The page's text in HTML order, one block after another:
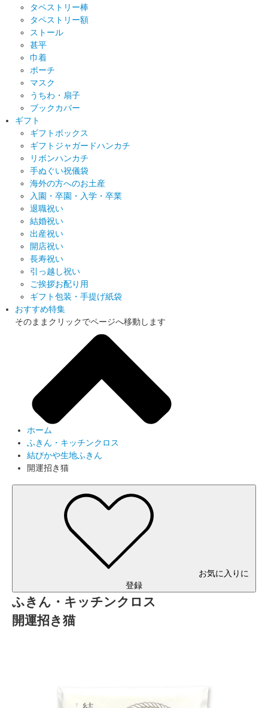
タペストリー棒
タペストリー額
ストール
甚平
巾着
ポーチ
マスク
うちわ・扇子
ブックカバー
ギフト
ギフトボックス
ギフトジャガードハンカチ
リボンハンカチ
手ぬぐい祝儀袋
海外の方へのお土産
入園・卒園・入学・卒業
退職祝い
結婚祝い
出産祝い
開店祝い
長寿祝い
引っ越し祝い
ご挨拶お配り用
ギフト包装・手提げ紙袋
おすすめ特集
そのままクリックでページへ移動します
ホーム
ふきん・キッチンクロス
結びかや生地ふきん
開運招き猫
お気に入りに
登録
ふきん・キッチンクロス
開運招き猫